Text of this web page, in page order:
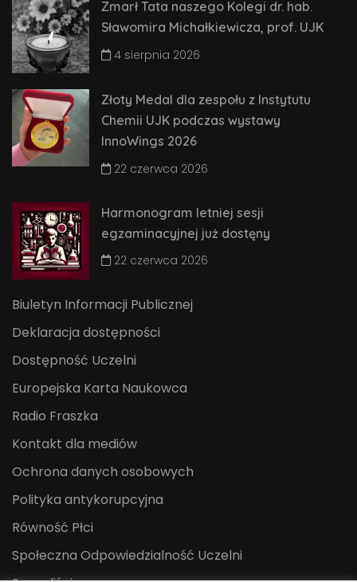
Zmarł Tata naszego Kolegi dr. hab.
Sławomira Michałkiewicza, prof. UJK
4 sierpnia 2026
Złoty Medal dla zespołu z Instytutu
Chemii UJK podczas wystawy
InnoWings 2026
22 czerwca 2026
Harmonogram letniej sesji
egzaminacyjnej już dostęny
22 czerwca 2026
Biuletyn Informacji Publicznej
Deklaracja dostępności
Dostępność Uczelni
Europejska Karta Naukowca
Radio Fraszka
Kontakt dla mediów
Ochrona danych osobowych
Polityka antykorupcyjna
Równość Płci
Społeczna Odpowiedzialność Uczelni